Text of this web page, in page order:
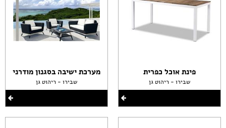
פינת אוכל כפרית
שבירו - ריהוט גן
מערכת ישיבה בסגנון מודרני
שבירו - ריהוט גן